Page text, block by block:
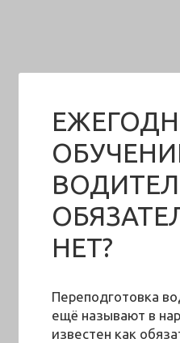
НЕТ?
Переподготовка
ещё называют в
известен как